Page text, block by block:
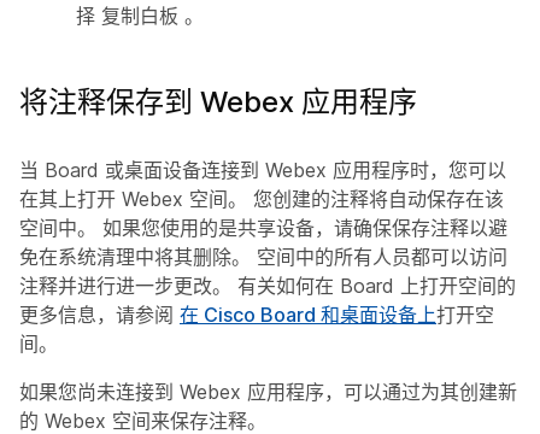
择 复制白板 。
将注释保存到 Webex 应用程序
当 Board 或桌面设备连接到 Webex 应用程序时，您可以
在其上打开 Webex 空间。 您创建的注释将自动保存在该
空间中。 如果您使用的是共享设备，请确保保存注释以避
免在系统清理中将其删除。 空间中的所有人员都可以访问
注释并进行进一步更改。 有关如何在 Board 上打开空间的
更多信息，请参阅 在 Cisco Board 和桌面设备上打开空
间。
如果您尚未连接到 Webex 应用程序，可以通过为其创建新
的 Webex 空间来保存注释。